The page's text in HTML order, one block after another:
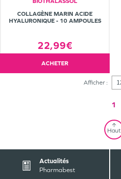
COLLAGÈNE MARIN ACIDE
HYALURONIQUE - 10 AMPOULES
22,99€
ACHETER
Afficher :
1
Haut
Actualités
Pharmabest